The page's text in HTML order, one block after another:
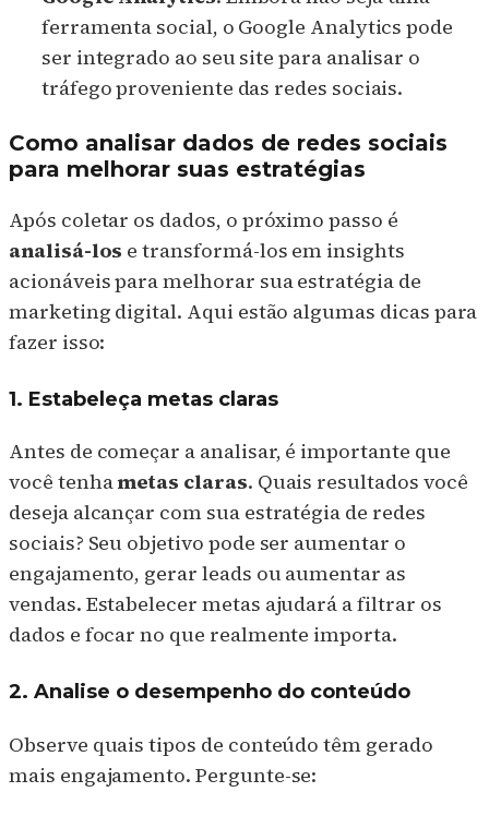
ferramenta social, o Google Analytics pode
ser integrado ao seu site para analisar o
tráfego proveniente das redes sociais.
Como analisar dados de redes sociais
para melhorar suas estratégias
Após coletar os dados, o próximo passo é
analisá-los e transformá-los em insights
acionáveis para melhorar sua estratégia de
marketing digital. Aqui estão algumas dicas para
fazer isso:
1. Estabeleça metas claras
Antes de começar a analisar, é importante que
você tenhametas claras. Quais resultados você
deseja alcançar com sua estratégia de redes
sociais? Seu objetivo pode ser aumentar o
engajamento, gerar leads ou aumentar as
vendas. Estabelecer metas ajudará a filtrar os
dados e focar no que realmente importa.
2. Analise o desempenho do conteúdo
Observe quais tipos de conteúdo têm gerado
mais engajamento. Pergunte-se: